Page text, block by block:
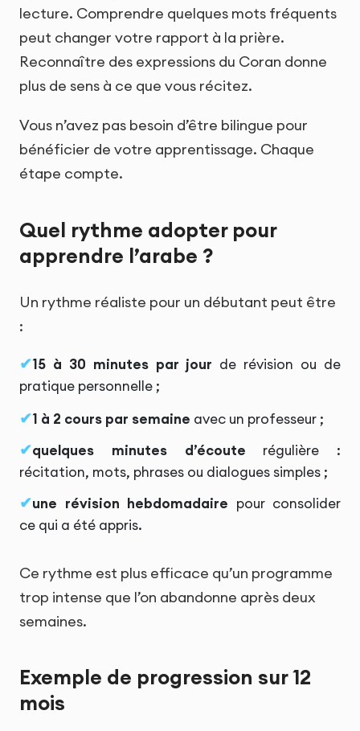
lecture. Comprendre quelques mots fréquents
peut changer votre rapport à la prière.
Reconnaître des expressions du Coran donne
plus de sens à ce que vous récitez.
Vous n’avez pas besoin d’être bilingue pour
bénéficier de votre apprentissage. Chaque
étape compte.
Quel rythme adopter pour
apprendre l’arabe ?
Un rythme réaliste pour un débutant peut être
:
15 à 30 minutes par jour de révision ou de
pratique personnelle ;
1 à 2 cours par semaine avec un professeur ;
quelques minutes d’écoute régulière :
récitation, mots, phrases ou dialogues simples ;
une révision hebdomadaire pour consolider
ce qui a été appris.
Ce rythme est plus efficace qu’un programme
trop intense que l’on abandonne après deux
semaines.
Exemple de progression sur 12
mois